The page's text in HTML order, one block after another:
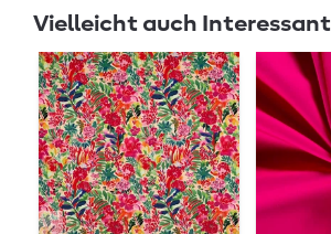
Vielleicht auch Interessant